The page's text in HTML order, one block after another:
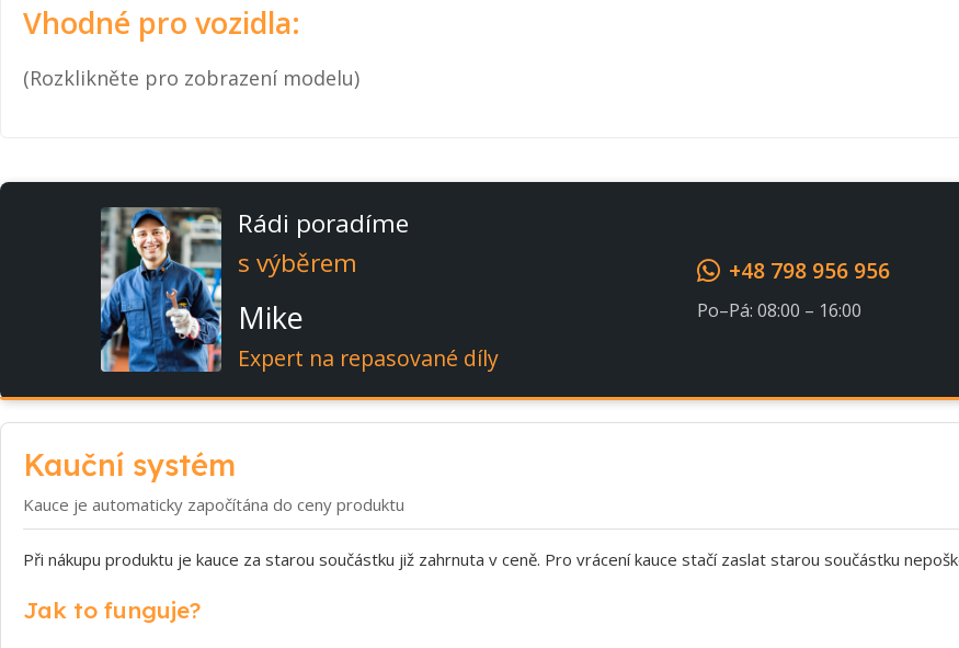
Vhodné pro vozidla:
(Rozklikněte pro zobrazení modelu)
Rádi poradíme
s výběrem
Mike
Expert na repasované díly
+48 798 956 956
Po–Pá: 08:00 – 16:00
Kauční systém
Kauce je automaticky započítána do ceny produktu
Při nákupu produktu je kauce za starou součástku již zahrnuta v ceně. Pro vrácení kauce stačí zaslat starou součástku
Jak to funguje?